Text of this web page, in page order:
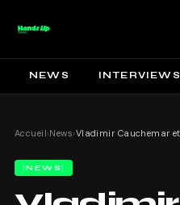
NEWS INTERVIEWS
Accueil›News›
NEWS